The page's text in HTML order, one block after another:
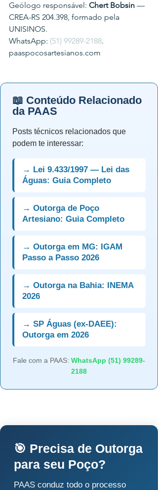
Geólogo responsável: Chert Bobsin —
CREA-RS 204.398, formado pela
UNISINOS.
WhatsApp: (51) 99289-2188.
paaspocosartesianos.com
📖 Conteúdo Relacionado
da PAAS
Posts técnicos relacionados que
podem te interessar:
→ Lei 9.433/1997 — Lei das
Águas: Guia Completo
→ Outorga de Poço
Artesiano: Guia Completo
→ Outorga em MG: IGAM
Passo a Passo 2026
→ Outorga na Bahia: INEMA
2026
→ SP Águas (ex-DAEE):
Outorga em 2026
Fale com a PAAS: WhatsApp (51) 99289-
2188
🎯 Precisa de Outorga
para seu Poço?
PAAS conduz todo o processo